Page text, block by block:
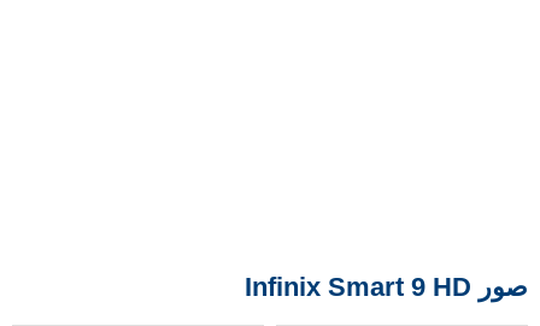
صور Infinix Smart 9 HD